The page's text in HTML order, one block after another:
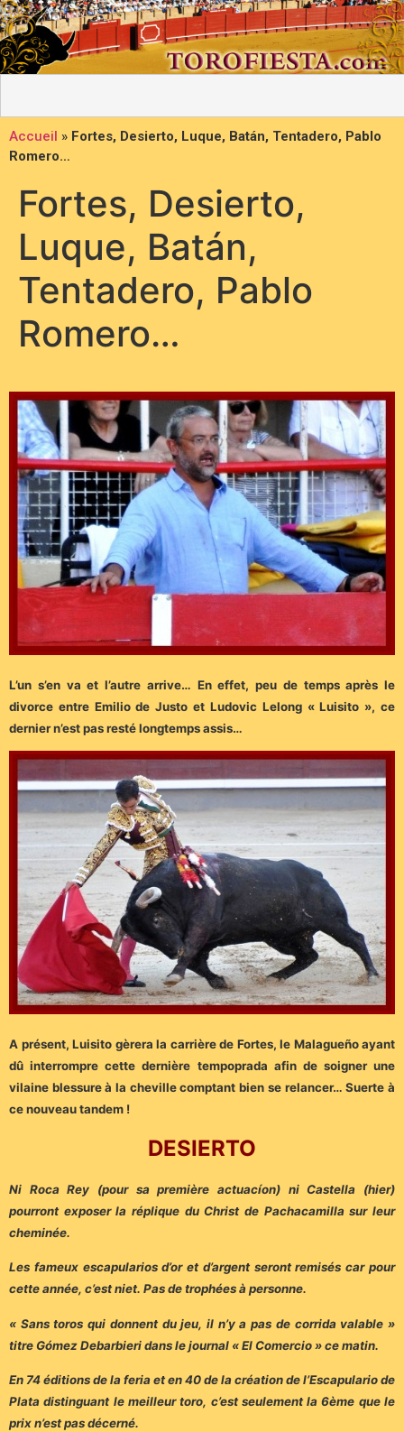
Accueil » Fortes, Desierto, Luque, Batán, Tentadero, Pablo
Romero…
Fortes, Desierto,
Luque, Batán,
Tentadero, Pablo
Romero…
L’un s’en va et l’autre arrive… En effet, peu de temps après le
divorce entre Emilio de Justo et Ludovic Lelong « Luisito », ce
dernier n’est pas resté longtemps assis…
A présent, Luisito gèrera la carrière de Fortes, le Malagueño ayant
dû interrompre cette dernière tempoprada afin de soigner une
vilaine blessure à la cheville comptant bien se relancer… Suerte à
ce nouveau tandem !
DESIERTO
Ni Roca Rey (pour sa première actuacíon) ni Castella (hier)
pourront exposer la réplique du Christ de Pachacamilla sur leur
cheminée.
Les fameux escapularios d’or et d’argent seront remisés car pour
cette année, c’est niet. Pas de trophées à personne.
« Sans toros qui donnent du jeu, il n’y a pas de corrida valable »
titre Gómez Debarbieri dans le journal « El Comercio » ce matin.
En 74 éditions de la feria et en 40 de la création de l’Escapulario de
Plata distinguant le meilleur toro, c’est seulement la 6ème que le
prix n’est pas décerné.